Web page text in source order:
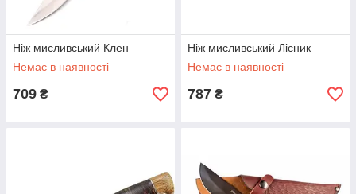
Ніж мисливський Клен
Немає в наявності
709 ₴
Ніж мисливський Лісник
Немає в наявності
787 ₴